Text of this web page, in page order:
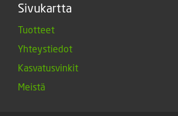
Sivukartta
Tuotteet
Yhteystiedot
Kasvatusvinkit
Meistä